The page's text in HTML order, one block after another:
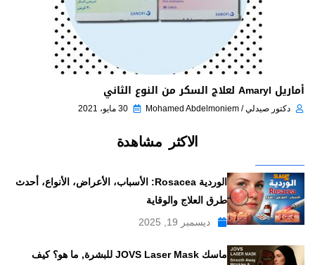
أماريل Amaryl لعلاج السكر من النوع الثاني
دكتور صيدلي / Mohamed Abdelmoniem 30 مايو، 2021
الاكثر مشاهدة
الوردية Rosacea: الأسباب، الأعراض، الأنواع، أحدث
طرق العلاج والوقاية
ديسمبر 19, 2025
ماسك JOVS Laser Mask للبشرة, ما هو؟ كيف